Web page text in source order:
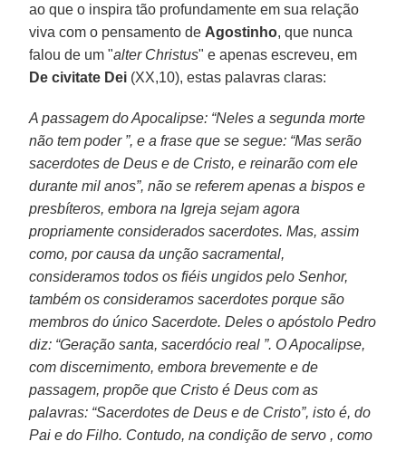
ao que o inspira tão profundamente em sua relação
viva com o pensamento de Agostinho, que nunca
falou de um "alter Christus" e apenas escreveu, em
De civitate Dei (XX,10), estas palavras claras:
A passagem do Apocalipse: “Neles a segunda morte
não tem poder ”, e a frase que se segue: “Mas serão
sacerdotes de Deus e de Cristo, e reinarão com ele
durante mil anos”, não se referem apenas a bispos e
presbíteros, embora na Igreja sejam agora
propriamente considerados sacerdotes. Mas, assim
como, por causa da unção sacramental,
consideramos todos os fiéis ungidos pelo Senhor,
também os consideramos sacerdotes porque são
membros do único Sacerdote. Deles o apóstolo Pedro
diz: “Geração santa, sacerdócio real ”. O Apocalipse,
com discernimento, embora brevemente e de
passagem, propõe que Cristo é Deus com as
palavras: “Sacerdotes de Deus e de Cristo”, isto é, do
Pai e do Filho. Contudo, na condição de servo , como